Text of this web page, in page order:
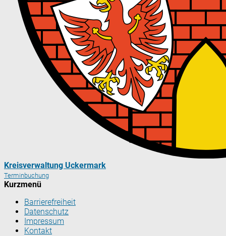
Kreisverwaltung Uckermark
Terminbuchung
Kurzmenü
Barrierefreiheit
Datenschutz
Impressum
Kontakt